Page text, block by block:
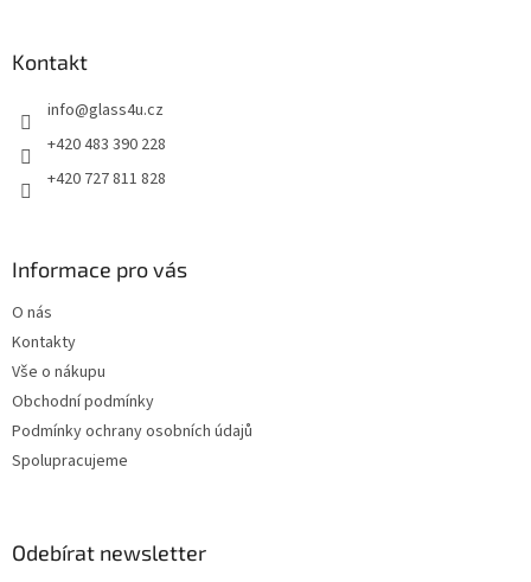
Kontakt
info@glass4u.cz
+420 483 390 228
+420 727 811 828
Informace pro vás
O nás
Kontakty
Vše o nákupu
Obchodní podmínky
Podmínky ochrany osobních údajů
Spolupracujeme
Odebírat newsletter